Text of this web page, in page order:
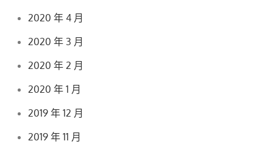
2020 年 4 月
2020 年 3 月
2020 年 2 月
2020 年 1 月
2019 年 12 月
2019 年 11 月